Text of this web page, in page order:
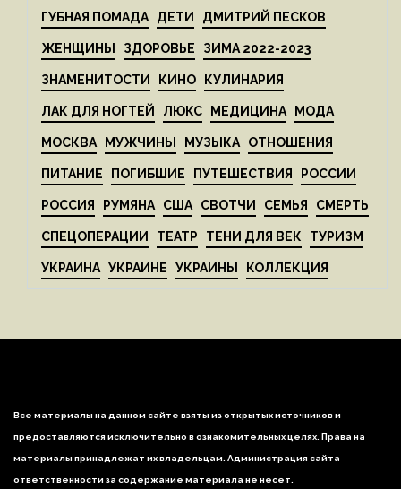
ГУБНАЯ ПОМАДА ДЕТИ ДМИТРИЙ ПЕСКОВ
ЖЕНЩИНЫ ЗДОРОВЬЕ ЗИМА 2022-2023
ЗНАМЕНИТОСТИ КИНО КУЛИНАРИЯ
ЛАК ДЛЯ НОГТЕЙ ЛЮКС МЕДИЦИНА МОДА
МОСКВА МУЖЧИНЫ МУЗЫКА ОТНОШЕНИЯ
ПИТАНИЕ ПОГИБШИЕ ПУТЕШЕСТВИЯ РОССИИ
РОССИЯ РУМЯНА США СВОТЧИ СЕМЬЯ СМЕРТЬ
СПЕЦОПЕРАЦИИ ТЕАТР ТЕНИ ДЛЯ ВЕК ТУРИЗМ
УКРАИНА УКРАИНЕ УКРАИНЫ КОЛЛЕКЦИЯ
Все материалы на данном сайте взяты из открытых источников и
предоставляются исключительно в ознакомительных целях. Права на
материалы принадлежат их владельцам. Администрация сайта
ответственности за содержание материала не несет.